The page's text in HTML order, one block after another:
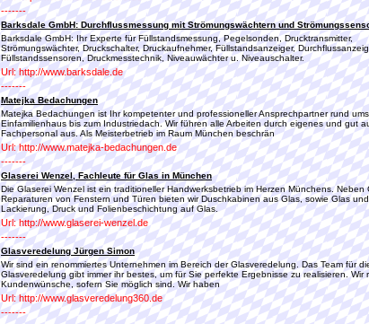
-------
Barksdale GmbH: Durchflussmessung mit Strömungswächtern und
Barksdale GmbH: Ihr Experte für Füllstandsmessung, Pegelsonden, Drucktransmitter,
Strömungswächter, Druckschalter, Druckaufnehmer, Füllstandsanzeiger,
Füllstandssensoren, Druckmesstechnik, Niveauwächter u. Niveauschalter.
Url: http://www.barksdale.de
-------
Matejka Bedachungen
Matejka Bedachungen ist Ihr kompetenter und professioneller Ansprechpartner rund
Einfamilienhaus bis zum Industriedach. Wir führen alle Arbeiten durch eigenes und gut
Fachpersonal aus. Als Meisterbetrieb im Raum München beschrän
Url: http://www.matejka-bedachungen.de
-------
Glaserei Wenzel, Fachleute für Glas in München
Die Glaserei Wenzel ist ein traditioneller Handwerksbetrieb im Herzen Münchens. Neben
Reparaturen von Fenstern und Türen bieten wir Duschkabinen aus Glas, sowie Glas und
Lackierung, Druck und Folienbeschichtung auf Glas.
Url: http://www.glaserei-wenzel.de
-------
Glasveredelung Jürgen Simon
Wir sind ein renommiertes Unternehmen im Bereich der Glasveredelung. Das Team für
Glasveredelung gibt immer ihr bestes, um für Sie perfekte Ergebnisse zu realisieren. Wir
Kundenwünsche, sofern Sie möglich sind. Wir haben
Url: http://www.glasveredelung360.de
-------